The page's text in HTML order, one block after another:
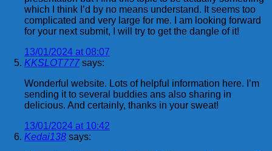
which I think I’d by no means understand. It seems too
complicated and very large for me. I am looking forward
for your next submit, I will try to get the dangle of it!
13/01/2024 at 08:07
KKSLOT777 says:
Wonderful website. Lots of helpful information here. I’m
sending it to several buddies ans also sharing in
delicious. And certainly, thanks in your sweat!
13/01/2024 at 10:42
Kedai138 says: